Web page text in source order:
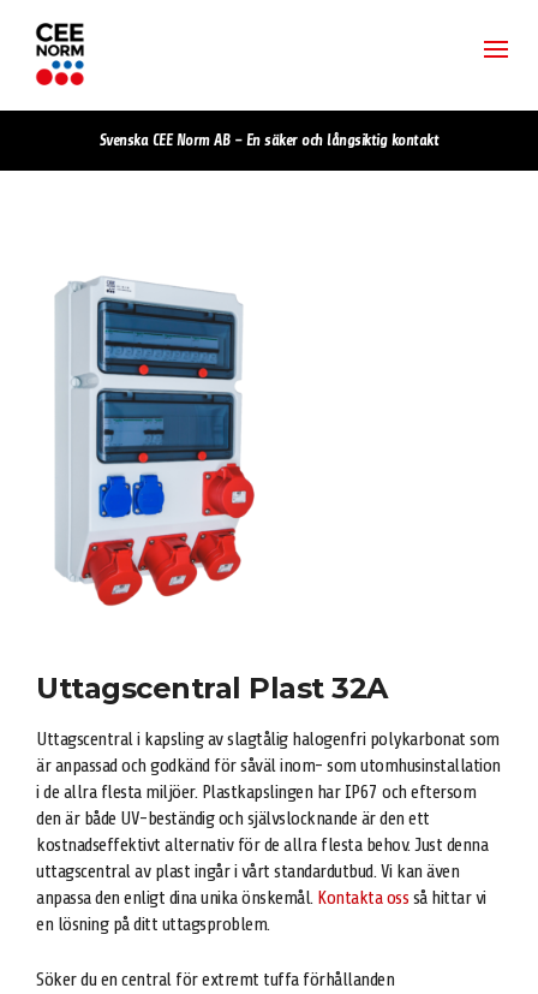
Svenska CEE Norm AB – En säker och långsiktig kontakt
Uttagscentral Plast 32A
Uttagscentral i kapsling av slagtålig halogenfri polykarbonat som
är anpassad och godkänd för såväl inom- som utomhusinstallation
i de allra flesta miljöer. Plastkapslingen har IP67 och eftersom
den är både UV-beständig och självslocknande är den ett
kostnadseffektivt alternativ för de allra flesta behov. Just denna
uttagscentral av plast ingår i vårt standardutbud. Vi kan även
anpassa den enligt dina unika önskemål. Kontakta oss så hittar vi
en lösning på ditt uttagsproblem.
Söker du en central för extremt tuffa förhållanden